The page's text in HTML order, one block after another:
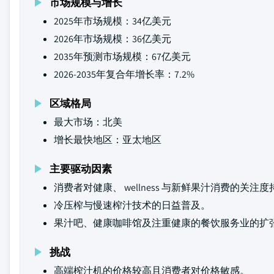
2025年市场规模：34亿美元
2026年市场规模：36亿美元
2035年预测市场规模：67亿美元
2026-2035年复合年增长率：7.2%
区域格局
最大市场：北美
增长最快地区：亚太地区
主要驱动因素
消费者对健康、 wellness 与新鲜果汁消费的关注度
冷压榨与慢速榨汁技术的日益普及。
果汁吧、健康咖啡馆及注重健康的餐饮服务业的扩
挑战
高端榨汁机的价格较高且消费者对价格敏感。